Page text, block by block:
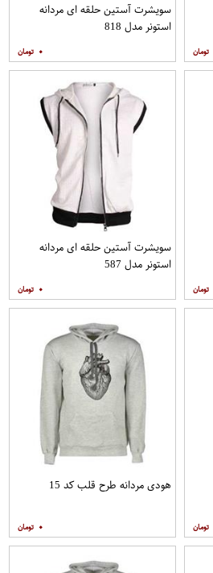
سویشرت آستین حلقه ای مردانه
استونر مدل 818
۰
سویشرت آستین حلقه ای مردانه
استونر مدل 587
۰
هودی مردانه طرح قلب کد 15
۰